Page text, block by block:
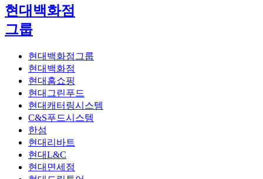
현대백화점
그룹
현대백화점그룹
현대백화점
현대홈쇼핑
현대그린푸드
현대캐터링시스템
C&S푸드시스템
한섬
현대리바트
현대L&C
현대면세점